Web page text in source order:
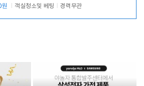
객실청소및 베팅 경력무관